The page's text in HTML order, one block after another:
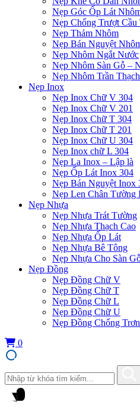
Nẹp Góc Ốp Lát
Nẹp Chống Trượt Cầu
Nẹp Thảm Nhôm
Nẹp Bán Nguyệt
Nẹp Nhôm Ngắt Nước
Nẹp Nhôm Sàn Gỗ –
Nẹp Nhôm Trần
Nẹp Inox
Nẹp Inox Chữ V 304
Nẹp Inox Chữ V 201
Nẹp Inox Chữ T 304
Nẹp Inox Chữ T 201
Nẹp Inox Chữ U 304
Nẹp Inox chữ L 304
Nẹp La Inox – Lập là
Nẹp Ốp Lát Inox 304
Nẹp Bán Nguyệt Inox
Nẹp Len Chân Tường
Nẹp Nhựa
Nẹp Nhựa Trát Tường
Nẹp Nhựa Thạch Cao
Nẹp Nhựa Ốp Lát
Nẹp Nhựa Bê Tông
Nẹp Nhựa Cho Sàn
Nẹp Đồng
Nẹp Đồng Chữ V
Nẹp Đồng Chữ T
Nẹp Đồng Chữ L
Nẹp Đồng Chữ U
Nẹp Đồng Chống Trơn
0